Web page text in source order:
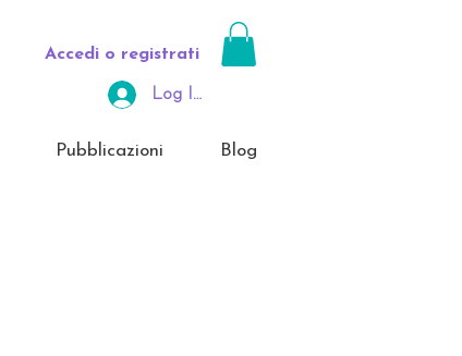
Log In Area Riservata
Accedi o registrati
Pubblicazioni Blog